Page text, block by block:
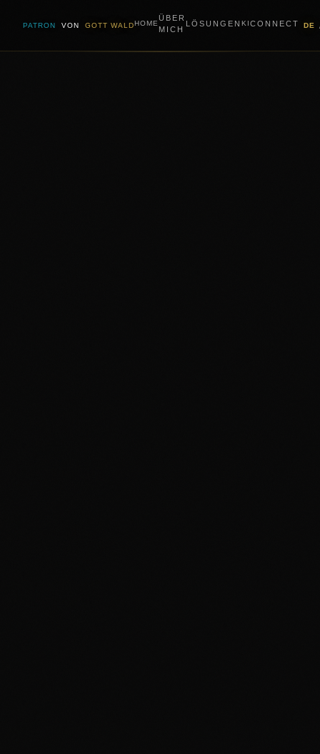
PATRON VON GOTT WALDHOME
ÜBER
MICH
LÖSUNGEN KICONNECT DE